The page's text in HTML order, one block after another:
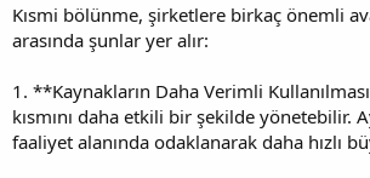
Kısmi bölünme, şirketlere birkaç önemli
arasında şunlar yer alır:
1. **Kaynakların Daha Verimli
kısmını daha etkili bir şekilde yönetebilir.
faaliyet alanında odaklanarak daha hızlı